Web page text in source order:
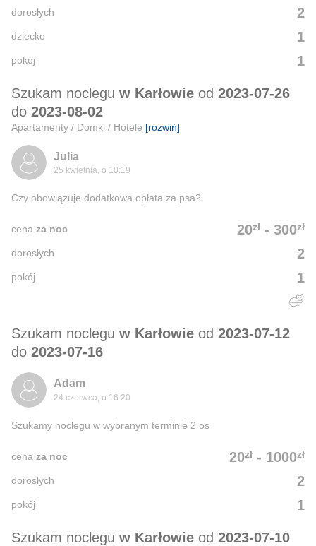
2
dorosłych
1
dziecko
1
pokój
Szukam noclegu w Karłowie od 2023-07-26
do 2023-08-02
Apartamenty / Domki / Hotele [rozwiń]
Julia
25 kwietnia, o 10:19
Czy obowiązuje dodatkowa opłata za psa?
20zł - 300zł
cena za noc
2
dorosłych
1
pokój
Szukam noclegu w Karłowie od 2023-07-12
do 2023-07-16
Adam
24 czerwca, o 16:20
Szukamy noclegu w wybranym terminie 2 os
20zł - 1000zł
cena za noc
2
dorosłych
1
pokój
Szukam noclegu w Karłowie od 2023-07-10